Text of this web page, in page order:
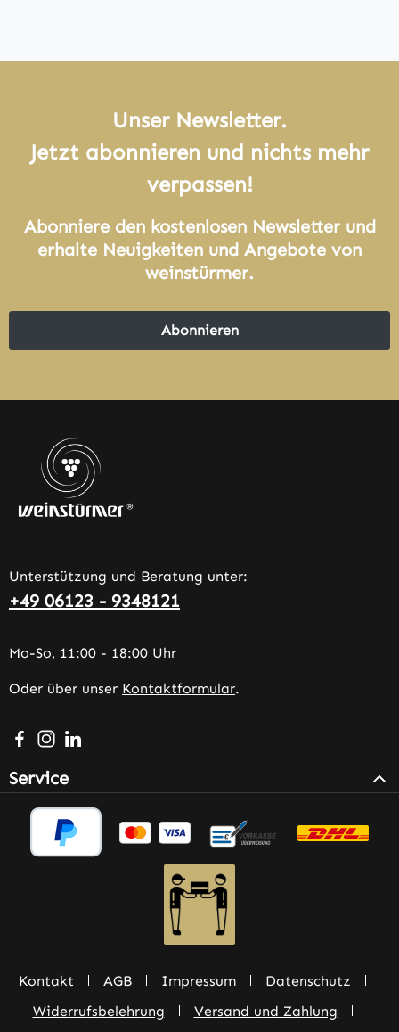
Unser Newsletter.
Jetzt abonnieren und nichts mehr
verpassen!
Abonniere den kostenlosen Newsletter und
erhalte Neuigkeiten und Angebote von
weinstürmer.
Abonnieren
Unterstützung und Beratung unter:
+49 06123 - 9348121
Mo-So, 11:00 - 18:00 Uhr
Oder über unser Kontaktformular.
Besuche uns auf Facebook – öffnet in neuem Tab
Schau auf Instagram vorbei – öffnet in neuem Tab
Vernetze dich mit uns auf LinkedIn – öffnet in
Service
Kontakt AGB Impressum
Datenschutz
Widerrufsbelehrung
Versand und Zahlung